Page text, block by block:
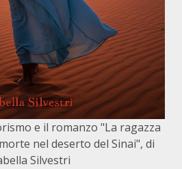
e il romanzo "La ragazza
nel deserto del Sinai", di
Silvestri